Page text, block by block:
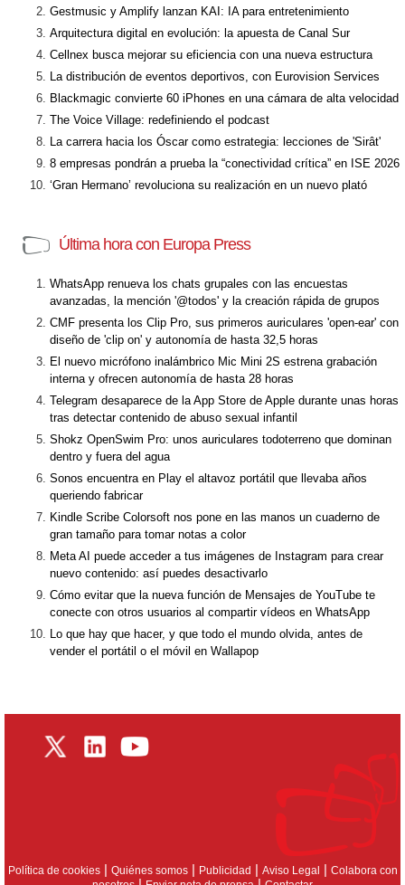
Gestmusic y Amplify lanzan KAI: IA para entretenimiento
Arquitectura digital en evolución: la apuesta de Canal Sur
Cellnex busca mejorar su eficiencia con una nueva estructura
La distribución de eventos deportivos, con Eurovision Services
Blackmagic convierte 60 iPhones en una cámara de alta velocidad
The Voice Village: redefiniendo el podcast
La carrera hacia los Óscar como estrategia: lecciones de 'Sirât'
8 empresas pondrán a prueba la “conectividad crítica” en ISE 2026
‘Gran Hermano’ revoluciona su realización en un nuevo plató
Última hora con Europa Press
WhatsApp renueva los chats grupales con las encuestas
avanzadas, la mención '@todos' y la creación rápida de grupos
CMF presenta los Clip Pro, sus primeros auriculares 'open-ear' con
diseño de 'clip on' y autonomía de hasta 32,5 horas
El nuevo micrófono inalámbrico Mic Mini 2S estrena grabación
interna y ofrecen autonomía de hasta 28 horas
Telegram desaparece de la App Store de Apple durante unas horas
tras detectar contenido de abuso sexual infantil
Shokz OpenSwim Pro: unos auriculares todoterreno que dominan
dentro y fuera del agua
Sonos encuentra en Play el altavoz portátil que llevaba años
queriendo fabricar
Kindle Scribe Colorsoft nos pone en las manos un cuaderno de
gran tamaño para tomar notas a color
Meta AI puede acceder a tus imágenes de Instagram para crear
nuevo contenido: así puedes desactivarlo
Cómo evitar que la nueva función de Mensajes de YouTube te
conecte con otros usuarios al compartir vídeos en WhatsApp
Lo que hay que hacer, y que todo el mundo olvida, antes de
vender el portátil o el móvil en Wallapop
Política de cookies| Quiénes somos| Publicidad | Aviso Legal | Colabora con